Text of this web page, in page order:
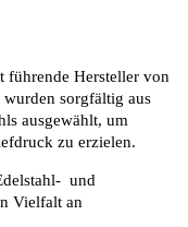
Hersteller von
sorgfältig aus
ausgewählt, um
zu erzielen.
und
Vielfalt an